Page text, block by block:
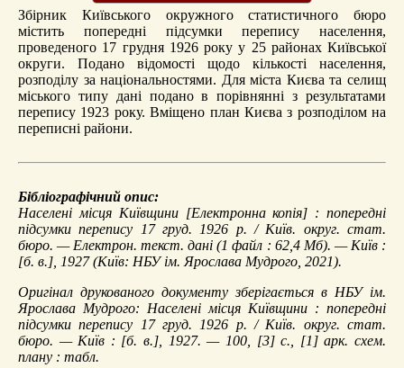
Збірник Київського окружного статистичного бюро
містить попередні підсумки перепису населення,
проведеного 17 грудня 1926 року у 25 районах Київської
округи. Подано відомості щодо кількості населення,
розподілу за національностями. Для міста Києва та селищ
міського типу дані подано в порівнянні з результатами
перепису 1923 року. Вміщено план Києва з розподілом на
переписні райони.
Бібліографічний опис:
Населені місця Київщини[Електронна копія] : попередні
підсумки перепису 17 груд. 1926 р. / Київ. округ. стат.
бюро. — Електрон. текст. дані (1 файл : 62,4 Мб). — Київ :
[б. в.], 1927 (Київ: НБУ ім. Ярослава Мудрого, 2021).
Оригінал друкованого документу зберігається в НБУ ім.
Ярослава Мудрого: Населені місця Київщини : попередні
підсумки перепису 17 груд. 1926 р. / Київ. округ. стат.
бюро. — Київ : [б. в.], 1927. — 100, [3] с., [1] арк. схем.
плану : табл.